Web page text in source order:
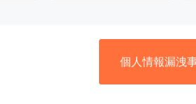
個人情報漏洩